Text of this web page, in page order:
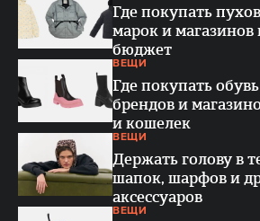
Где покупать
марок и
бюджет
ВЕЩИ
Где покупать
брендов и
и кошелек
ВЕЩИ
Держать голову в
шапок, шарфов и
аксессуаров
ВЕЩИ